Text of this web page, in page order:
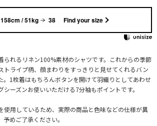
158cm / 51kg 38 Find your size
られるリネン100%素材のシャツです。これからの季節
トライプ柄、顔まわりをすっきりと見せてくれるバン
。1枚着はもちろんボタンを開けて羽織りとしてあわせ
ーズンお使いいただける7分袖もポイントです。
用しているため、実際の商品と色味などの仕様が異
めご了承ください。